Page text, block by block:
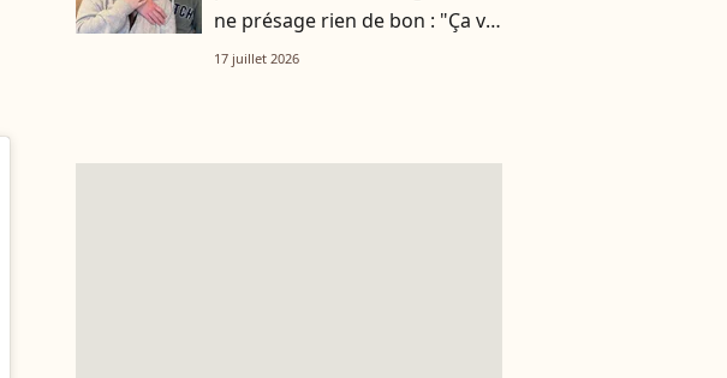
ne présage rien de bon : "Ça va
mal se terminer pour moi"
17 juillet 2026